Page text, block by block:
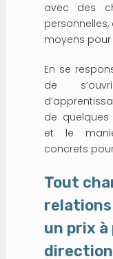
avec des
moyens pour
En se
de
de quelques
et le
concrets
Tout
relations
un prix